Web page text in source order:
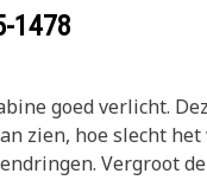
1478
goed verlicht.
zien, hoe slecht
Vergroot